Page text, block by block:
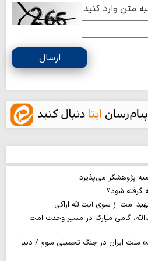
متن وارد کنید
ارسال
پژوهشگر می‌پذیرد
گرفته شود؟
امت از سوی آیت‌الله اراکی
گامی مبارک در مسیر وحدت امت
ملت ایران در جنگ تحمیلی سوم / دنیا